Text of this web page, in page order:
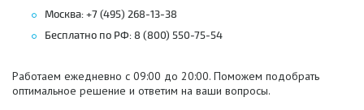
Москва: +7 (495) 268-13-38
Бесплатно по РФ: 8 (800) 550-75-54
Работаем ежедневно с 09:00 до 20:00. Поможем подобрать
оптимальное решение и ответим на ваши вопросы.